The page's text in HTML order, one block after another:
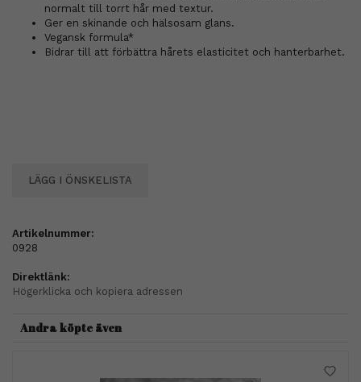
normalt till torrt hår med textur.
Ger en skinande och hälsosam glans.
Vegansk formula*
Bidrar till att förbättra hårets elasticitet och hanterbarhet.
LÄGG I ÖNSKELISTA
Artikelnummer:
0928
Direktlänk:
Högerklicka och kopiera adressen
Andra köpte även